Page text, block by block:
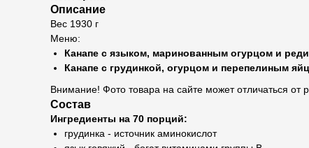
Описание
Вес 1930 г
Меню:
Канапе с языком, маринованным огурцом и
Канапе с грудинкой, огурцом и перепелиным
Внимание! Фото товара на сайте может отличаться
Состав
Ингредиенты на 70 порций:
грудинка - источник аминокислот